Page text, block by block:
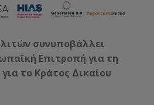
συνυποβάλλει
Επιτροπή για τη
το Κράτος Δικαίου